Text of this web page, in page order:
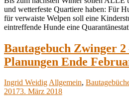
und wetterfeste Quartiere haben: Für
für verwaiste Welpen soll eine
eintreffende Hunde eine
Bautagebuch Zwinger 2
Planungen Ende
Ingrid WeidigAllgemein,
20173. März 2018